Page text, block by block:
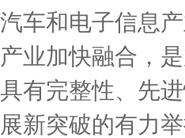
汽车和电子信息
产业加快融合，
具有完整性、先
展新突破的有力